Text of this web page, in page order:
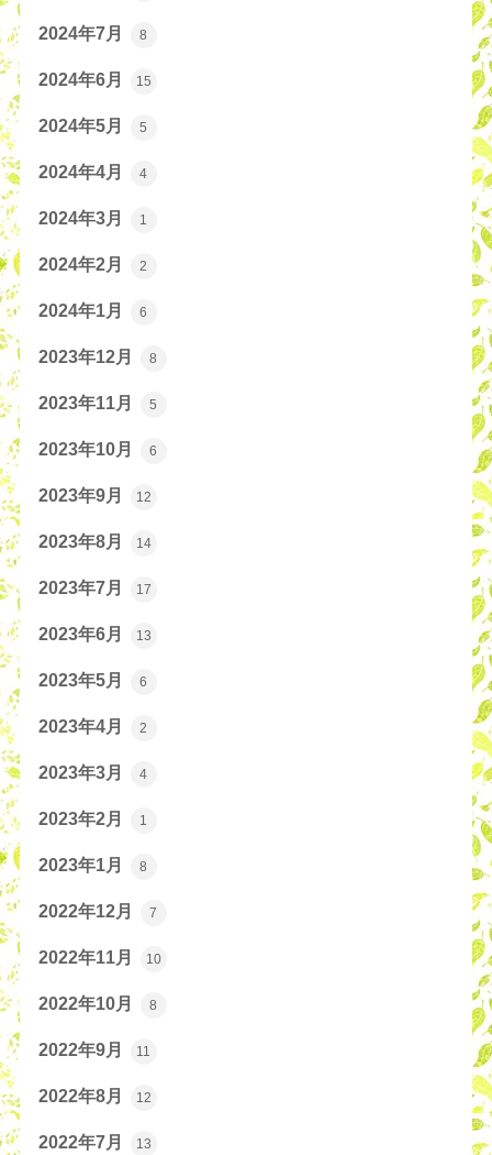
2024年7月 8
2024年6月 15
2024年5月 5
2024年4月 4
2024年3月 1
2024年2月 2
2024年1月 6
2023年12月 8
2023年11月 5
2023年10月 6
2023年9月 12
2023年8月 14
2023年7月 17
2023年6月 13
2023年5月 6
2023年4月 2
2023年3月 4
2023年2月 1
2023年1月 8
2022年12月 7
2022年11月 10
2022年10月 8
2022年9月 11
2022年8月 12
2022年7月 13